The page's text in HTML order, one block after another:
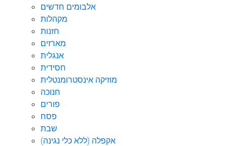
אלבומים חדשים
מקהלות
חזנות
מארזים
אנגלית
חסידית
מוזיקה אינסטרומנטלית
חנוכה
פורים
פסח
שבת
אקפלה (ללא כלי נגינה)